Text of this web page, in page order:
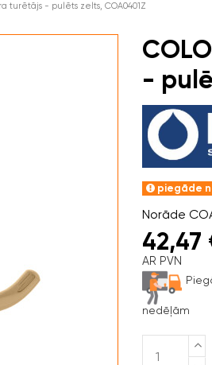
turētājs - pulēts zelts, COA0401Z
-
piegāde
Norāde
42,47
AR PVN
nedēļām